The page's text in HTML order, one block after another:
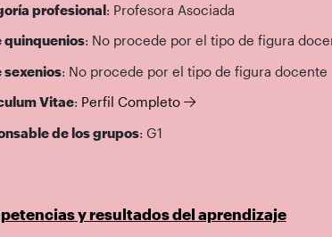
profesional: Profesora Asociada
quinquenios: No procede por el tipo de figura
sexenios: No procede por el tipo de figura docente
Vitae: Perfil Completo
de los grupos: G1
y resultados del aprendizaje